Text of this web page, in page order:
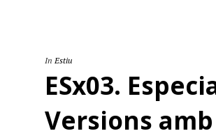
In Estiu
ESx03.
Versions amb